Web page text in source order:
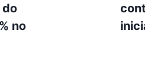
do
no